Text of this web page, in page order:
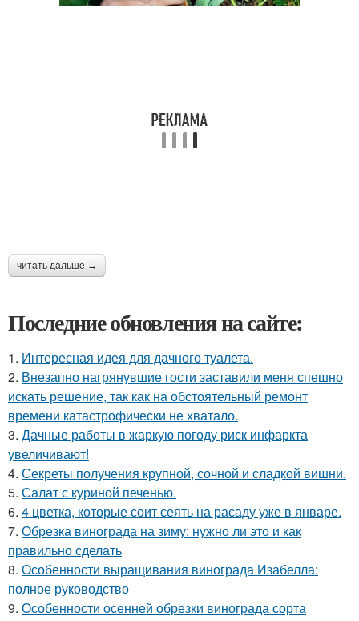
читать дальше →
Последние обновления на сайте:
1. Интересная идея для дачного туалета.
2. Внезапно нагрянувшие гости заставили меня спешно
искать решение, так как на обстоятельный ремонт
времени катастрофически не хватало.
3. Дачные работы в жаркую погоду риск инфаркта
увеличивают!
4. Секреты получения крупной, сочной и сладкой вишни.
5. Салат с куриной печенью.
6. 4 цветка, которые соит сеять на расаду уже в январе.
7. Обрезка винограда на зиму: нужно ли это и как
правильно сделать
8. Особенности выращивания винограда Изабелла:
полное руководство
9. Особенности осенней обрезки винограда сорта